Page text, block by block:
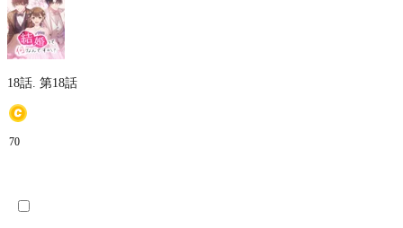
18話. 第18話
70